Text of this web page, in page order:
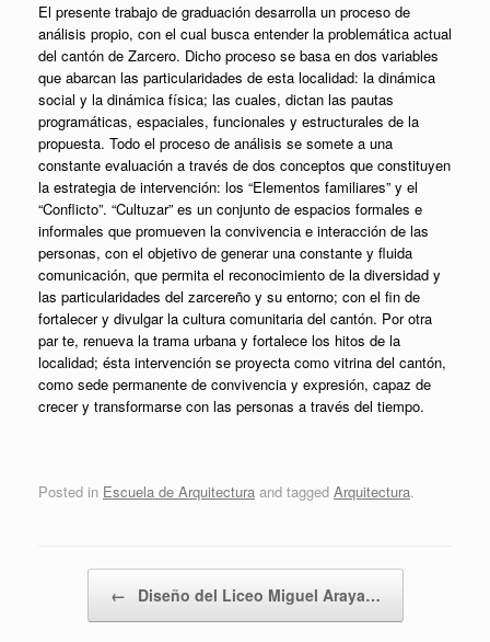
El presente trabajo de graduación desarrolla un proceso de
análisis propio, con el cual busca entender la problemática actual
del cantón de Zarcero. Dicho proceso se basa en dos variables
que abarcan las particularidades de esta localidad: la dinámica
social y la dinámica física; las cuales, dictan las pautas
programáticas, espaciales, funcionales y estructurales de la
propuesta. Todo el proceso de análisis se somete a una
constante evaluación a través de dos conceptos que constituyen
la estrategia de intervención: los “Elementos familiares” y el
“Conflicto”. “Cultuzar” es un conjunto de espacios formales e
informales que promueven la convivencia e interacción de las
personas, con el objetivo de generar una constante y fluida
comunicación, que permita el reconocimiento de la diversidad y
las particularidades del zarcereño y su entorno; con el fin de
fortalecer y divulgar la cultura comunitaria del cantón. Por otra
par te, renueva la trama urbana y fortalece los hitos de la
localidad; ésta intervención se proyecta como vitrina del cantón,
como sede permanente de convivencia y expresión, capaz de
crecer y transformarse con las personas a través del tiempo.
Posted in Escuela de Arquitectura and tagged Arquitectura.
← Diseño del Liceo Miguel Araya…